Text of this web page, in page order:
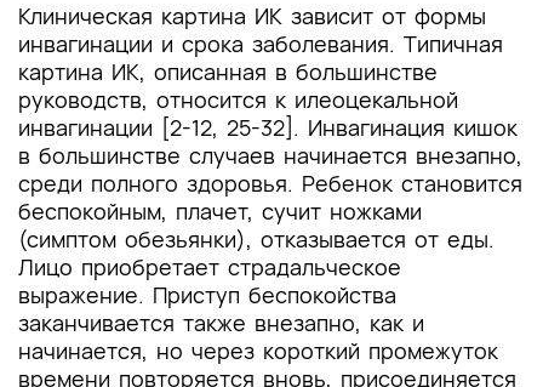
Клиническая картина ИК зависит от формы
инвагинации и срока заболевания. Типичная
картина ИК, описанная в большинстве
руководств, относится к илеоцекальной
инвагинации [2-12, 25-32]. Инвагинация кишок
в большинстве случаев начинается внезапно,
среди полного здоровья. Ребенок становится
беспокойным, плачет, сучит ножками
(симптом обезьянки), отказывается от еды.
Лицо приобретает страдальческое
выражение. Приступ беспокойства
заканчивается также внезапно, как и
начинается, но через короткий промежуток
времени повторяется вновь, присоединяется